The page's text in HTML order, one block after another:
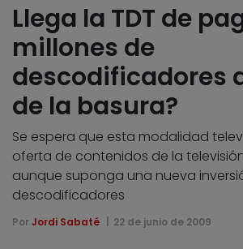
Llega la TDT de
millones de
descodificadores
de la basura?
Se espera que esta modalidad
oferta de contenidos de la
aunque suponga una nueva
descodificadores
Por Jordi Sabaté 22 de junio de 2009